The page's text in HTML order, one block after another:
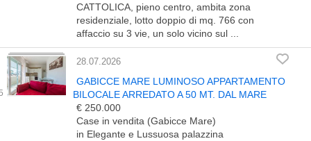
CATTOLICA, pieno centro, ambita zona
residenziale, lotto doppio di mq. 766 con
affaccio su 3 vie, un solo vicino sul ...
28.07.2026
GABICCE MARE LUMINOSO APPARTAMENTO
BILOCALE ARREDATO A 50 MT. DAL MARE
€ 250.000
Case in vendita (Gabicce Mare)
in Elegante e Lussuosa palazzina